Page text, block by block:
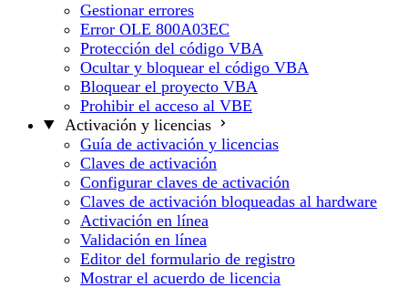
Gestionar errores
Error OLE 800A03EC
Protección del código VBA
Ocultar y bloquear el código VBA
Bloquear el proyecto VBA
Prohibir el acceso al VBE
Activación y licencias
Guía de activación y licencias
Claves de activación
Configurar claves de activación
Claves de activación bloqueadas al hardware
Activación en línea
Validación en línea
Editor del formulario de registro
Mostrar el acuerdo de licencia